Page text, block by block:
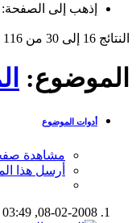
إذهب إلى الصفحة:
النتائج 16 إلى 30 من 116
الموضوع:
أدوات الموضوع
مشاهدة
أرسل هذا
08-02-2008,
03:49 AM